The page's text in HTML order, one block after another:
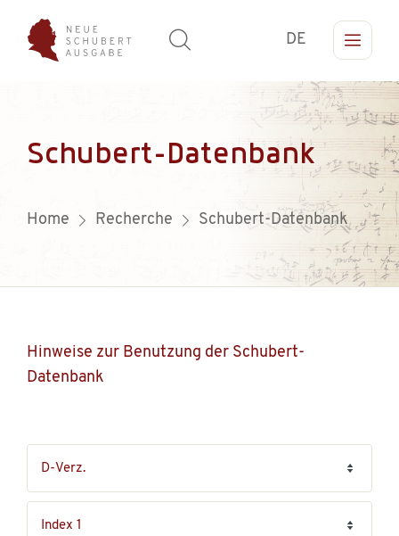
DE
Schubert-Datenbank
Home Recherche Schubert-Datenbank
Hinweise zur Benutzung der Schubert-
Datenbank